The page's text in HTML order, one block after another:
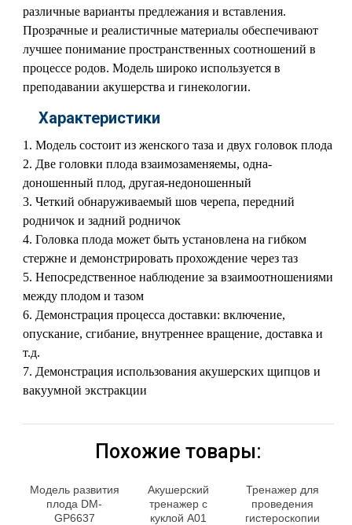
различные варианты предлежания и вставления.
Прозрачные и реалистичные материалы обеспечивают
лучшее понимание пространственных соотношений в
процессе родов. Модель широко используется в
преподавании акушерства и гинекологии.
Характеристики
1. Модель состоит из женского таза и двух головок плода
2. Две головки плода взаимозаменяемы, одна-
доношенный плод, другая-недоношенный
3. Четкий обнаруживаемый шов черепа, передний
родничок и задний родничок
4. Головка плода может быть установлена на гибком
стержне и демонстрировать прохождение через таз
5. Непосредственное наблюдение за взаимоотношениями
между плодом и тазом
6. Демонстрация процесса доставки: включение,
опускание, сгибание, внутреннее вращение, доставка и
т.д.
7. Демонстрация использования акушерских щипцов и
вакуумной экстракции
Похожие товары:
Модель развития
плода DM-
GP6637
Акушерский
тренажер с
куклой А01
Тренажер для
проведения
гистероскопии